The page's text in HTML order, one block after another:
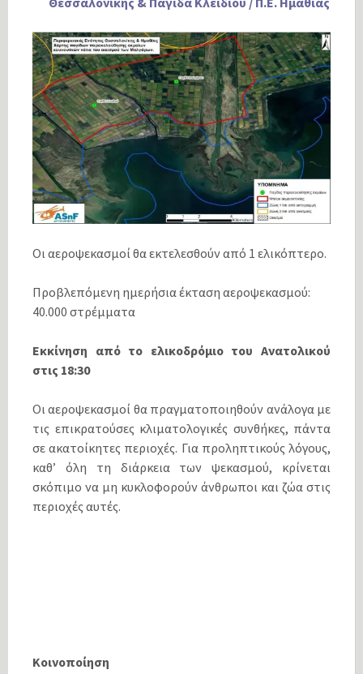
Οι αεροψεκασμοί θα εκτελεσθούν από 1 ελικόπτερο.
Προβλεπόμενη ημερήσια έκταση αεροψεκασμού:
40.000 στρέμματα
Εκκίνηση από το ελικοδρόμιο του Ανατολικού
στις 18:30
Οι αεροψεκασμοί θα πραγματοποιηθούν ανάλογα με
τις επικρατούσες κλιματολογικές συνθήκες, πάντα
σε ακατοίκητες περιοχές. Για προληπτικούς λόγους,
καθ’ όλη τη διάρκεια των ψεκασμού, κρίνεται
σκόπιμο να μη κυκλοφορούν άνθρωποι και ζώα στις
περιοχές αυτές.
Κοινοποίηση